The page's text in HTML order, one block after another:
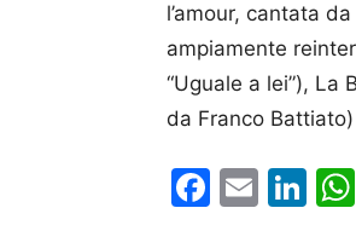
l’amour, cantata
ampiamente
“Uguale a lei”), La
da Franco
Email